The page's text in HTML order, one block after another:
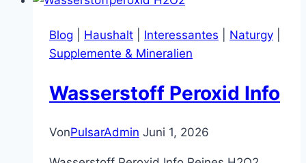
Blog Haushalt Interessantes Naturgy
Supplemente & Mineralien
Wasserstoff Peroxid Info
VonPulsarAdmin Juni 1, 2026